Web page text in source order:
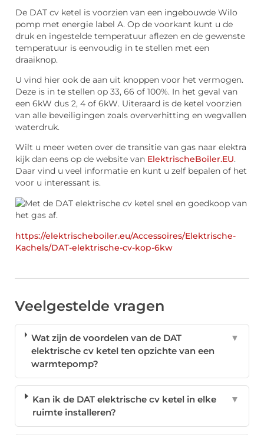
De DAT cv ketel is voorzien van een ingebouwde Wilo
pomp met energie label A. Op de voorkant kunt u de
druk en ingestelde temperatuur aflezen en de gewenste
temperatuur is eenvoudig in te stellen met een
draaiknop.
U vind hier ook de aan uit knoppen voor het vermogen.
Deze is in te stellen op 33, 66 of 100%. In het geval van
een 6kW dus 2, 4 of 6kW. Uiteraard is de ketel voorzien
van alle beveiligingen zoals oververhitting en wegvallen
waterdruk.
Wilt u meer weten over de transitie van gas naar elektra
kijk dan eens op de website van ElektrischeBoiler.EU.
Daar vind u veel informatie en kunt u zelf bepalen of het
voor u interessant is.
https://elektrischeboiler.eu/Accessoires/Elektrische-
Kachels/DAT-elektrische-cv-kop-6kw
Veelgestelde vragen
Wat zijn de voordelen van de DAT
elektrische cv ketel ten opzichte van een
warmtepomp?
▼
Kan ik de DAT elektrische cv ketel in elke
ruimte installeren?
▼